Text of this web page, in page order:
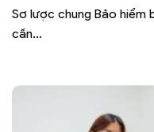
Sơ lược chung Bảo
cần...